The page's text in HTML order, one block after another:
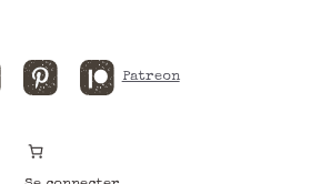
InstagramPinterestPatreon